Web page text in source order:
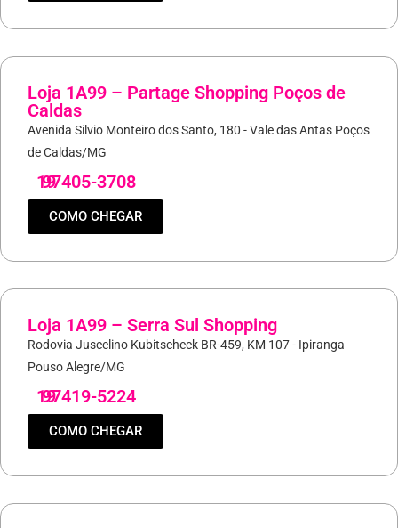
Loja 1A99 – Partage Shopping Poços de
Caldas
Avenida Silvio Monteiro dos Santo, 180 - Vale das Antas Poços
de Caldas/MG
19
97405-3708
COMO CHEGAR
Loja 1A99 – Serra Sul Shopping
Rodovia Juscelino Kubitscheck BR-459, KM 107 - Ipiranga
Pouso Alegre/MG
19
97419-5224
COMO CHEGAR